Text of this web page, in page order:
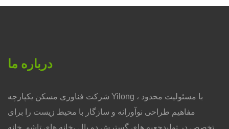
درباره ما
شرکت فناوری مسکن یکپارچه Yilong ، با مسئولیت محدود
مفاهیم طراحی نوآورانه و سازگار با محیط زیست را برای